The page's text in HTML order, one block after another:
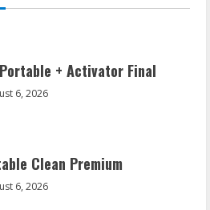
+ Activator Final
6, 2026
Clean Premium
6, 2026